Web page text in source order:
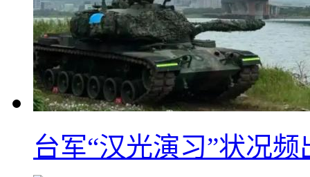
台军“汉光演习”状况